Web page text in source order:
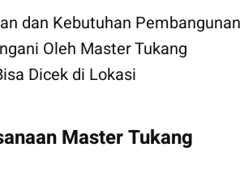
dan Kebutuhan Pembangunan
Oleh Master Tukang
Dicek di Lokasi
Master Tukang